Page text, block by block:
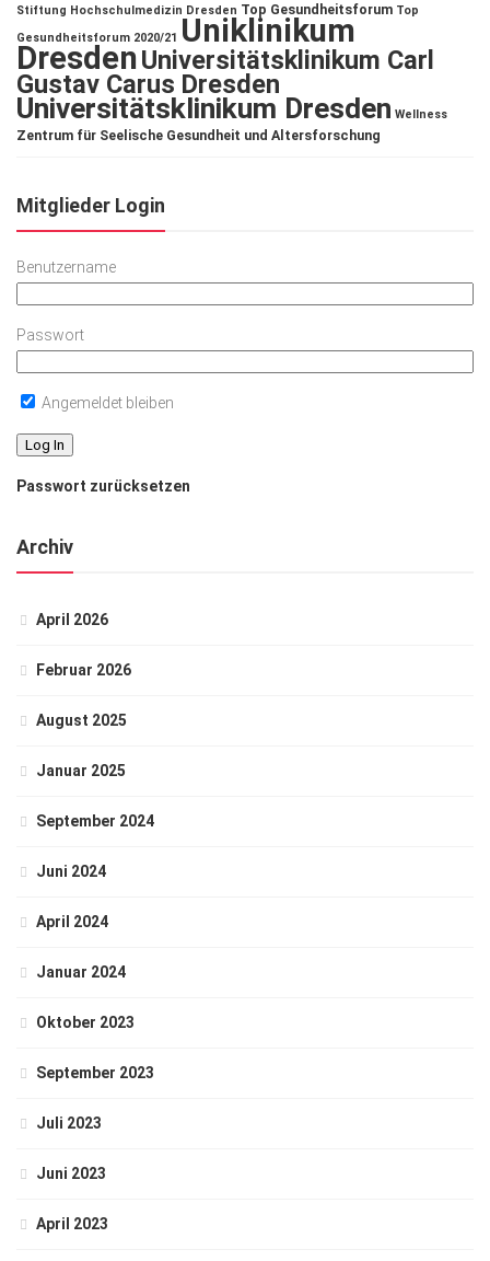
Stiftung Hochschulmedizin Dresden Top Gesundheitsforum Top
Gesundheitsforum 2020/21 Uniklinikum
DresdenUniversitätsklinikum Carl
Gustav Carus Dresden
Universitätsklinikum Dresden Wellness
Zentrum für Seelische Gesundheit und Altersforschung
Mitglieder Login
Benutzername
Passwort
Angemeldet bleiben
Passwort zurücksetzen
Archiv
April 2026
Februar 2026
August 2025
Januar 2025
September 2024
Juni 2024
April 2024
Januar 2024
Oktober 2023
September 2023
Juli 2023
Juni 2023
April 2023